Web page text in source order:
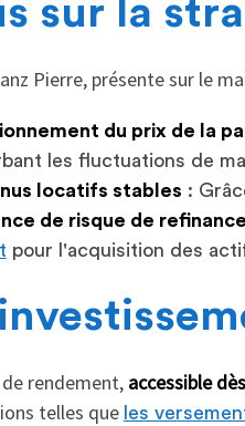
sur la
Pierre, présente sur le
du prix de la
les fluctuations de
locatifs stables :
de risque de
pour l'acquisition des
rendement, accessible
telles que les